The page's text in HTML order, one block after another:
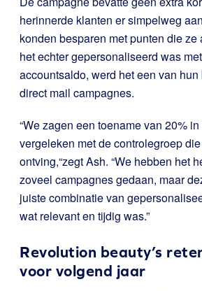
herinnerde klanten er simpelweg
konden besparen met punten die ze
het echter gepersonaliseerd was
accountsaldo, werd het een van
direct mail campagnes.
“We zagen een toename van 20%
vergeleken met de controlegroep
ontving,“zegt Ash. “We hebben het
zoveel campagnes gedaan, maar
juiste combinatie van
wat relevant en tijdig was.”
Revolution beauty’s
voor volgend jaar